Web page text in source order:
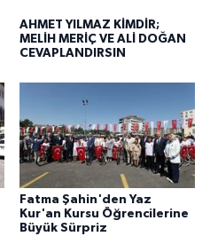
AHMET YILMAZ KİMDİR;
MELİH MERİÇ VE ALİ DOĞAN
CEVAPLANDIRSIN
Fatma Şahin'den Yaz
Kur'an Kursu Öğrencilerine
Büyük Sürpriz